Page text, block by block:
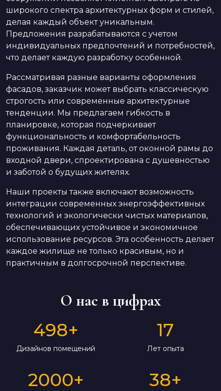
широкого спектра архитектурных форм и стилей,
делая каждый объект уникальным.
Предложения разрабатываются с учетом
индивидуальных предпочтений и потребностей,
что делает каждую разработку особенной.
Рассматривая разные варианты оформления
фасадов, заказчик может выбрать классическую
строгость или современные архитектурные
тенденции. Мы предлагаем гибкость в
планировке, которая подчеркивает
функциональность и комфортабельность
проживания. Каждая деталь, от оконной рамы до
входной двери, спроектирована с душевностью
и заботой о будущих жителях.
Наши проекты также включают возможность
интеграции современных энергоэффективных
технологий и экологически чистых материалов,
обеспечивающих устойчивое и экономичное
использование ресурсов. Эта особенность делает
каждое жилище не только красивым, но и
практичным в долгосрочной перспективе.
О нас в цифрах
498+
Дизайнов помещений
17
Лет опыта
2000+ 38+